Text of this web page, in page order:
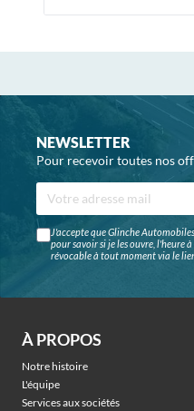
NEWSLETTER
Pour recevoir toutes nos
J'accepte que Glinche
pour savoir si je les ouvre, l'heure
révocable à tout moment via le
À PROPOS
Notre histoire
L'équipe
Services aux sociétés